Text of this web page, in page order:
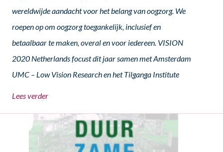
wereldwijde aandacht voor het belang van oogzorg. We
roepen op om oogzorg toegankelijk, inclusief en
betaalbaar te maken, overal en voor iedereen. VISION
2020 Netherlands focust dit jaar samen met Amsterdam
UMC – Low Vision Research en het Tilganga Institute
Lees verder